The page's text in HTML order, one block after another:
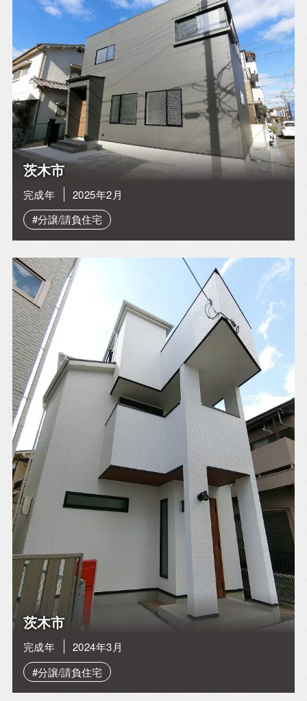
CONTACT
お電話・WEBからお気軽にご相談ください。
0120-06-3308
TEL.072-665-7072
[営業時間]10:00～18:00
[定休日]水曜日・祝日
[ MAIL ] info@alhome.co.jp
WEBでのお問い合わせ
3営業日以内に担当者からご返信いたします。
子様連れでも安心してご参加ください。
イベント情報一覧を見る
茨木市
完成年
2025年2月
#分譲/請負住宅
茨木市
完成年
2024年3月
#分譲/請負住宅